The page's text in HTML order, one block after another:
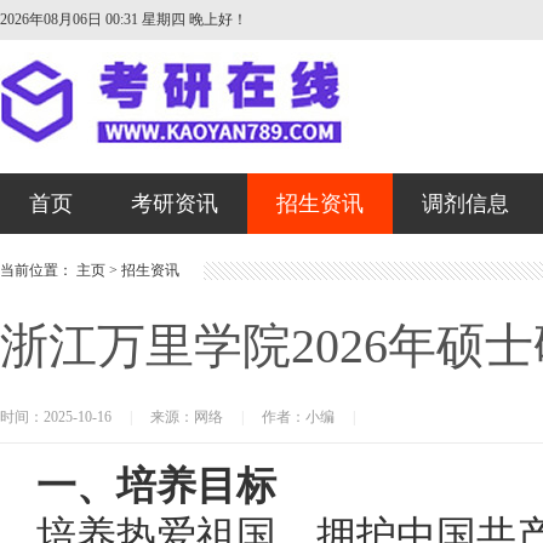
2026年08月06日 00:31 星期四 晚上好！
首页 考研资讯 招生资讯 调剂信息
当前位置： 主页 > 招生资讯
浙江万里学院2026年硕
时间：2025-10-16 来源：网络 作者：小编
一、培养目标